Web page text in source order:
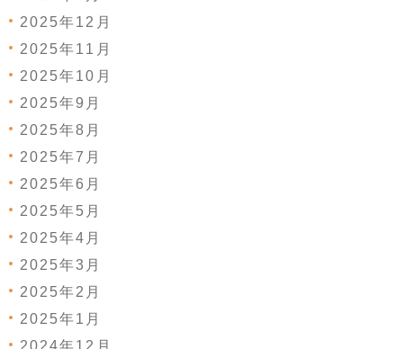
2025年12月
2025年11月
2025年10月
2025年9月
2025年8月
2025年7月
2025年6月
2025年5月
2025年4月
2025年3月
2025年2月
2025年1月
2024年12月